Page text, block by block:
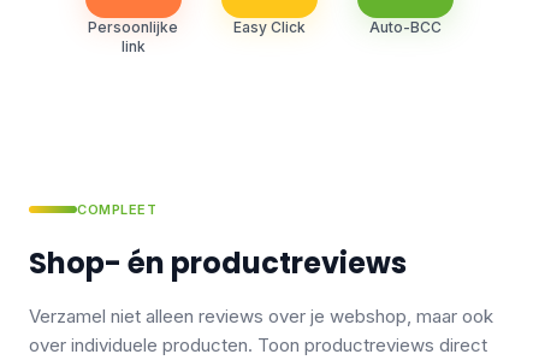
Persoonlijke
link
Easy Click Auto-BCC
COMPLEET
Shop- én productreviews
Verzamel niet alleen reviews over je webshop, maar ook
over individuele producten. Toon productreviews direct